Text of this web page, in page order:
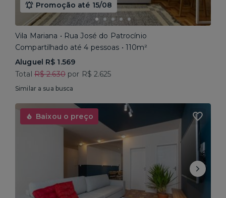
Promoção até 15/08
Vila Mariana • Rua José do Patrocínio
Compartilhado até 4 pessoas • 110m²
Aluguel R$ 1.569
Total R$ 2.630por R$ 2.625
Similar a sua busca
Baixou o preço